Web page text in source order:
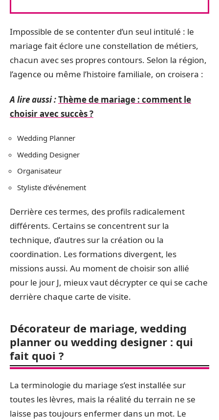
Impossible de se contenter d’un seul intitulé : le
mariage fait éclore une constellation de métiers,
chacun avec ses propres contours. Selon la région,
l’agence ou même l’histoire familiale, on croisera :
A lire aussi :Thème de mariage : comment le
choisir avec succès ?
Wedding Planner
Wedding Designer
Organisateur
Styliste d’événement
Derrière ces termes, des profils radicalement
différents. Certains se concentrent sur la
technique, d’autres sur la création ou la
coordination. Les formations divergent, les
missions aussi. Au moment de choisir son allié
pour le jour J, mieux vaut décrypter ce qui se cache
derrière chaque carte de visite.
Décorateur de mariage, wedding
planner ou wedding designer : qui
fait quoi ?
La terminologie du mariage s’est installée sur
toutes les lèvres, mais la réalité du terrain ne se
laisse pas toujours enfermer dans un mot. Le